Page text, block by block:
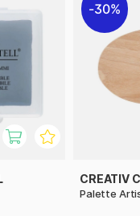
30%
CREATIV
Palette